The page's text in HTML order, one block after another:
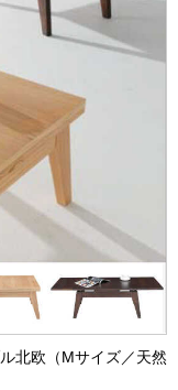
北欧（Mサイズ／天然